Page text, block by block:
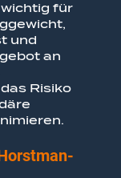
für
und
an
Risiko